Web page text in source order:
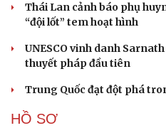
Thái Lan cảnh báo phụ
“đội lốt” tem hoạt hình
UNESCO vinh danh
thuyết pháp đầu tiên
Trung Quốc đạt đột phá
HỒ SƠ